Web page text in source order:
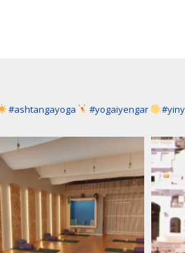
#ashtangayoga #yogaiyengar